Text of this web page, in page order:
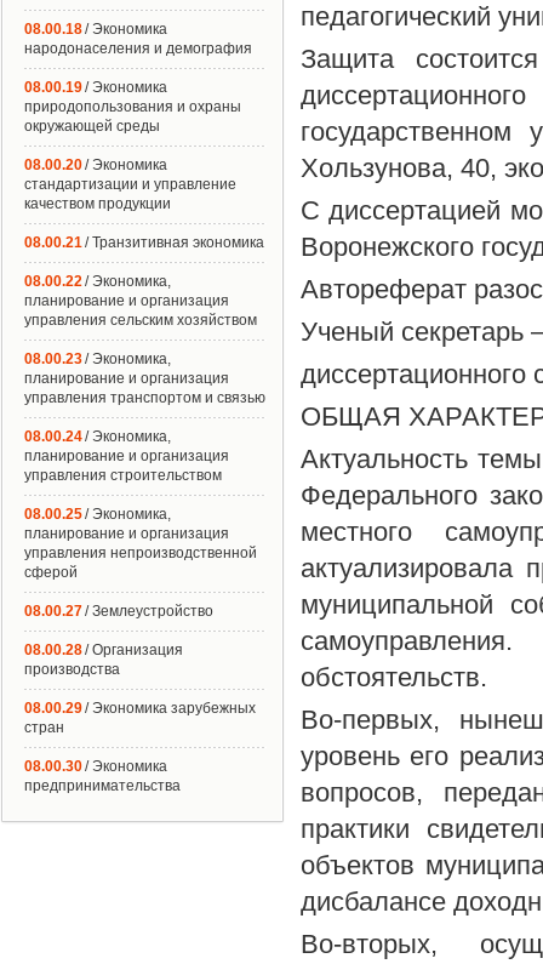
педагогический
Защита
Хользунова, 40,
С диссертацией
Воронежского
Автореферат
Ученый секретарь
диссертационного
ОБЩАЯ
Актуальность
Федерального
местного
актуализировала
муниципальной
обстоятельств.
Во-первых,
уровень его
вопросов,
практики
объектов
дисбалансе
Во-вторых,
08.00.18/ Экономика
народонаселения и демография
08.00.19/ Экономика
природопользования и охраны
окружающей среды
08.00.20/ Экономика
стандартизации и управление
качеством продукции
08.00.21/ Транзитивная экономика
08.00.22/ Экономика,
планирование и организация
управления сельским хозяйством
08.00.23/ Экономика,
планирование и организация
управления транспортом и связью
08.00.24/ Экономика,
планирование и организация
управления строительством
08.00.25/ Экономика,
планирование и организация
управления непроизводственной
сферой
08.00.27/ Землеустройство
08.00.28/ Организация
производства
08.00.29/ Экономика зарубежных
стран
08.00.30/ Экономика
предпринимательства